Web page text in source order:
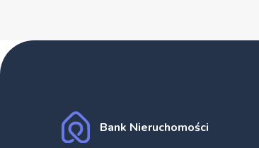
Bank Nieruchomości